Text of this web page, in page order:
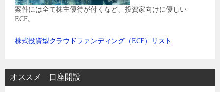
案件には全て株主優待が付くなど、投資家向けに優しい
ECF。
株式投資型クラウドファンディング（ECF）リスト
オススメ 口座開設